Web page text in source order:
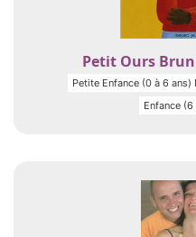
Petit Ours
Petite Enfance (0 à 6
Enfance (6